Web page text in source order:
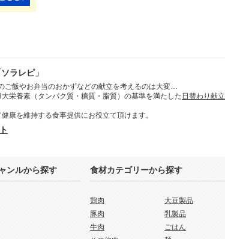
ラレピ」
ご飯やお弁当のおかずなどの献立を考えるのは大変…
栄養素（タンパク質・糖質・脂質）の基準を満たした 日替わり献立
康を維持する食事提供にお役立て頂けます。
ンルから探す 食材カテゴリーから探す
鶏肉
豚肉
牛肉
大豆製品
乳製品
ごはん